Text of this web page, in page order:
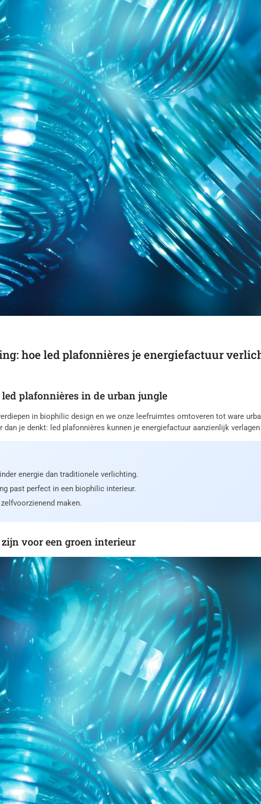
hoe led plafonnières je energiefactuur
plafonnières in de urban jungle
in biophilic design en we onze leefruimtes omtoveren tot ware
je denkt: led plafonnières kunnen je energiefactuur aanzienlijk
energie dan traditionele verlichting.
past perfect in een biophilic interieur.
maken.
voor een groen interieur